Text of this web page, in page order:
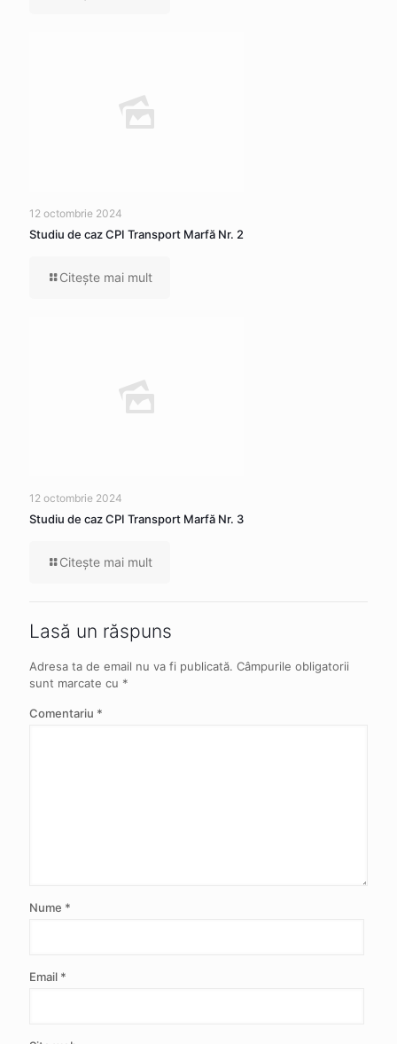
12 octombrie 2024
Studiu de caz CPI Transport Marfă Nr. 2
Citeşte mai mult
12 octombrie 2024
Studiu de caz CPI Transport Marfă Nr. 3
Citeşte mai mult
Lasă un răspuns
Adresa ta de email nu va fi publicată. Câmpurile obligatorii
sunt marcate cu *
Comentariu *
Nume *
Email *